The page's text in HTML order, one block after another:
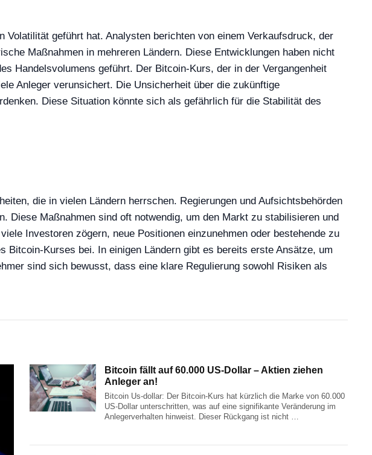
geführt hat. Analysten berichten von einem Verkaufsdruck, der
Maßnahmen in mehreren Ländern. Diese Entwicklungen haben nicht
Handelsvolumens geführt. Der Bitcoin-Kurs, der in der Vergangenheit
Anleger verunsichert. Die Unsicherheit über die zukünftige
Diese Situation könnte sich als gefährlich für die Stabilität des
die in vielen Ländern herrschen. Regierungen und Aufsichtsbehörden
Diese Maßnahmen sind oft notwendig, um den Markt zu stabilisieren und
Investoren zögern, neue Positionen einzunehmen oder bestehende zu
Kurses bei. In einigen Ländern gibt es bereits erste Ansätze, um
sind sich bewusst, dass eine klare Regulierung sowohl Risiken als
Bitcoin fällt auf 60.000 US-Dollar – Aktien ziehen
Anleger an!
Bitcoin Us-dollar: Der Bitcoin-Kurs hat kürzlich die Marke von 60.000
US-Dollar unterschritten, was auf eine signifikante Veränderung im
Anlegerverhalten hinweist. Dieser Rückgang ist nicht …